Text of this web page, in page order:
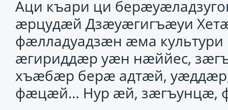
Аци къари ци
æрцудæй Дзæуæгигъæуи
фæлладуадзæн æма
æгириддæр уæн нæййес,
хъæбæр берæ адтæй,
фæцæй… Нур æй, зæгъунцæ,